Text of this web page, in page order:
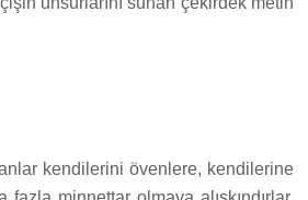
kendilerini övenlere, kendilerine